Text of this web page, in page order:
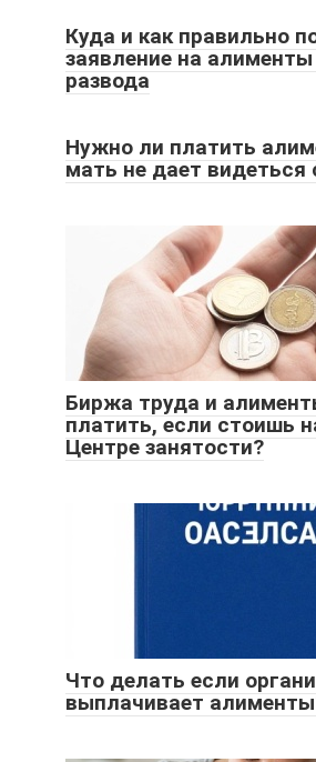
Куда и как правильно
заявление на алименты
развода
Нужно ли платить
мать не дает видеться
Биржа труда и
платить, если стоишь
Центре занятости?
Что делать если
выплачивает